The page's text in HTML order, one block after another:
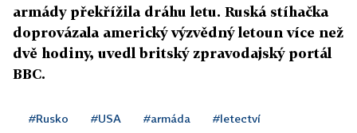
armády překřížila dráhu letu. Ruská stíhačka
doprovázala americký výzvědný letoun více než
dvě hodiny, uvedl britský zpravodajský portál
BBC.
#Rusko #USA #armáda #letectví